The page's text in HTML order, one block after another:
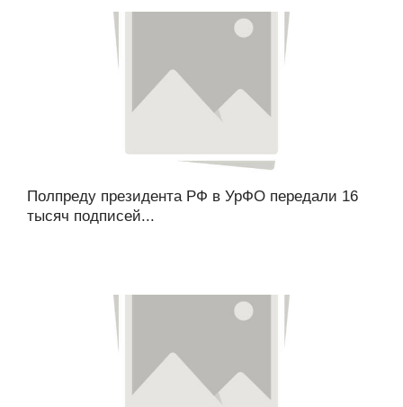
Полпреду президента РФ в УрФО передали 16
тысяч подписей...